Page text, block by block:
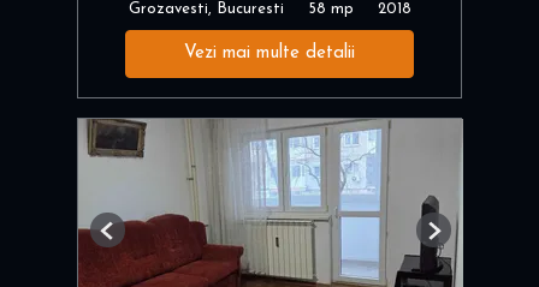
Grozavesti, Bucuresti 58 mp 2018
Vezi mai multe detalii
Previous Next